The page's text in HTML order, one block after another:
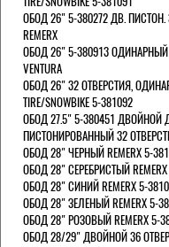
ОБОД 26" 5-380272 ДВ. ПИСТОН.
REMERX
ОБОД 26" 5-380913
VENTURA
ОБОД 26" 32 ОТВЕРСТИЯ,
TIRE/SNOWBIKE 5-381092
ОБОД 27.5" 5-380451 ДВОЙНОЙ
ПИСТОНИРОВАННЫЙ 32
ОБОД 28" ЧЕРНЫЙ REMERX 5-
ОБОД 28" СЕРЕБРИСТЫЙ
ОБОД 28" СИНИЙ REMERX 5-
ОБОД 28" ЗЕЛЕНЫЙ REMERX 5-
ОБОД 28" РОЗОВЫЙ REMERX 5-
ОБОД 28/29" ДВОЙНОЙ 36